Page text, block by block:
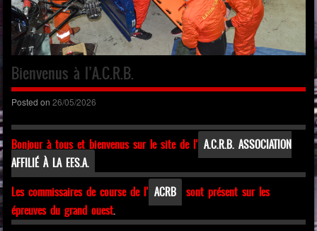
Bienvenus à l’A.C.R.B.
Posted on 26/05/2026
Bonjour à tous et bienvenus sur le site de l’ A.C.R.B. ASSOCIATION
AFFILIÉ À LA F.F.S.A.
Les commissaires de course de l’ ACRB
sont présent sur les
épreuves du grand ouest.